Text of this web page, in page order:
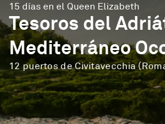
15 días en el Queen Elizabeth
Tesoros del
Mediterráneo
12 puertos de Civitavecchia